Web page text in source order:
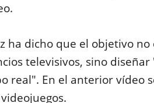
ha dicho que el objetivo
televisivos, sino
real". En el anterior vídeo